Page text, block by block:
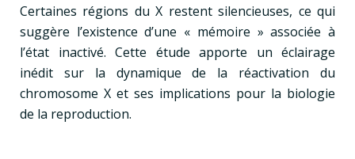
Certaines régions du X restent silencieuses, ce qui
suggère l’existence d’une « mémoire » associée à
l’état inactivé. Cette étude apporte un éclairage
inédit sur la dynamique de la réactivation du
chromosome X et ses implications pour la biologie
de la reproduction.